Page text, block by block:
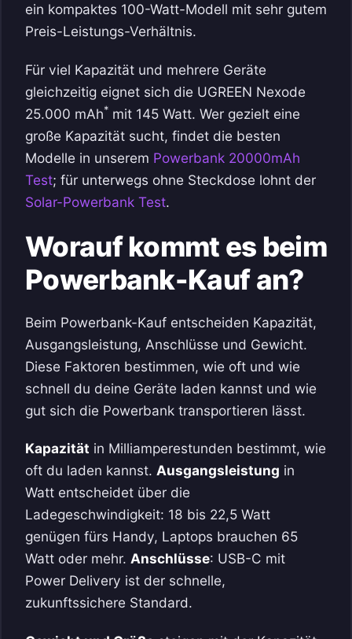
ein kompaktes 100-Watt-Modell mit sehr gutem
Preis-Leistungs-Verhältnis.
Für viel Kapazität und mehrere Geräte
gleichzeitig eignet sich die UGREEN Nexode
25.000 mAh* mit 145 Watt. Wer gezielt eine
große Kapazität sucht, findet die besten
Modelle in unserem Powerbank 20000mAh
Test; für unterwegs ohne Steckdose lohnt der
Solar-Powerbank Test.
Worauf kommt es beim
Powerbank-Kauf an?
Beim Powerbank-Kauf entscheiden Kapazität,
Ausgangsleistung, Anschlüsse und Gewicht.
Diese Faktoren bestimmen, wie oft und wie
schnell du deine Geräte laden kannst und wie
gut sich die Powerbank transportieren lässt.
Kapazität in Milliamperestunden bestimmt, wie
oft du laden kannst. Ausgangsleistung in
Watt entscheidet über die
Ladegeschwindigkeit: 18 bis 22,5 Watt
genügen fürs Handy, Laptops brauchen 65
Watt oder mehr. Anschlüsse: USB-C mit
Power Delivery ist der schnelle,
zukunftssichere Standard.